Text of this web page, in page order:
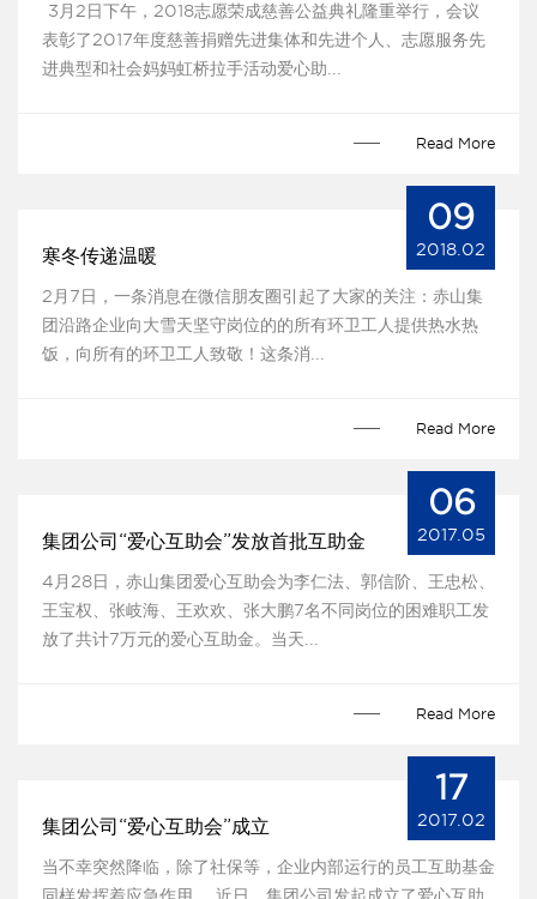
​ 3月2日下午，2018志愿荣成慈善公益典礼隆重举行，会议
表彰了2017年度慈善捐赠先进集体和先进个人、志愿服务先
进典型和社会妈妈虹桥拉手活动爱心助...
Read More
寒冬传递温暖
2月7日，一条消息在微信朋友圈引起了大家的关注：赤山集
团沿路企业向大雪天坚守岗位的的所有环卫工人提供热水热
饭，向所有的环卫工人致敬！这条消...
09
2018.02
Read More
集团公司“爱心互助会”发放首批互助金
4月28日，赤山集团爱心互助会为李仁法、郭信阶、王忠松、
王宝权、张岐海、王欢欢、张大鹏7名不同岗位的困难职工发
放了共计7万元的爱心互助金。当天...
06
2017.05
Read More
集团公司“爱心互助会”成立
当不幸突然降临，除了社保等，企业内部运行的员工互助基金
17
2017.02